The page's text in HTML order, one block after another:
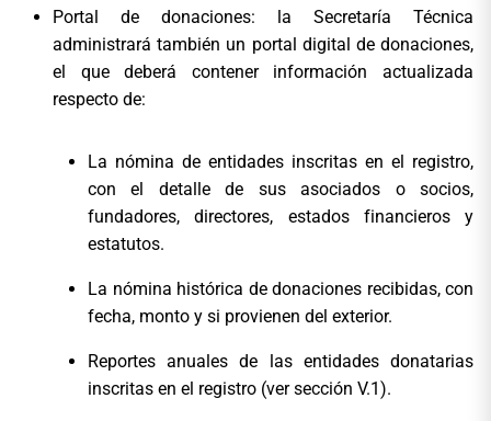
Portal de donaciones: la Secretaría Técnica
administrará también un portal digital de donaciones,
el que deberá contener información actualizada
respecto de:
La nómina de entidades inscritas en el registro,
con el detalle de sus asociados o socios,
fundadores, directores, estados financieros y
estatutos.
La nómina histórica de donaciones recibidas, con
fecha, monto y si provienen del exterior.
Reportes anuales de las entidades donatarias
inscritas en el registro (ver sección V.1).